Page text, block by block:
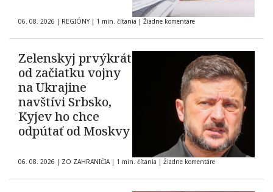
06. 08. 2026 | REGIÓNY | 1 min. čítania | Žiadne komentáre
Zelenskyj prvýkrát
od začiatku vojny
na Ukrajine
navštívi Srbsko,
Kyjev ho chce
odpútať od Moskvy
06. 08. 2026 | ZO ZAHRANIČIA | 1 min. čítania | Žiadne komentáre